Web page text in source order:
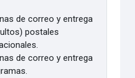
de correo y entrega
postales
de correo y entrega